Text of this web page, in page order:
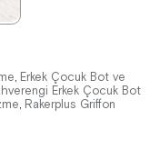
₺, Erkek Çocuk Bot ve
Erkek Çocuk Bot
, Rakerplus Griffon